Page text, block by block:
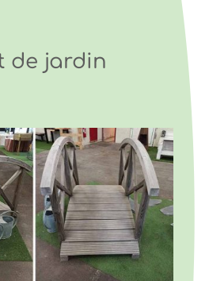
de jardin